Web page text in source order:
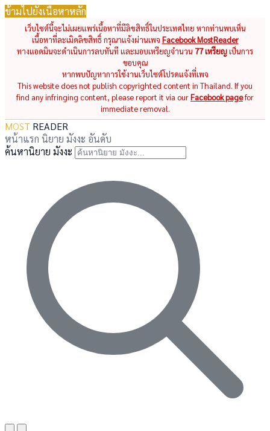
ข้ามไปยังเนื้อหาหลัก
เว็บไซต์นี้จะไม่เผยแพร่เนื้อหาที่มีลิขสิทธิ์ในประเทศไทย หากท่านพบเห็น
เนื้อหาที่ละเมิดลิขสิทธิ์ กรุณาแจ้งผ่านเพจ Facebook MostReader
ทางแอดมินจะดำเนินการลบทันที และมอบเหรียญจำนวน 77 เหรียญเป็นการ
ขอบคุณ
หากพบปัญหาการใช้งานเว็บไซต์โปรดแจ้งที่เพจ
This website does not publish copyrighted content in Thailand. If you
find any infringing content, please report it via ourFacebook pagefor
immediate removal.
MOST READER
หน้าแรก นิยาย มังงะ อันดับ
ค้นหานิยาย มังงะ